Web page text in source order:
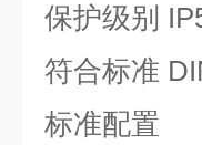
保护级别
符合标准
标准配置